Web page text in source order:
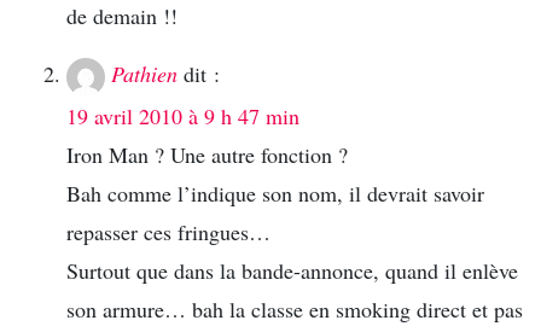
de demain !!
Pathien dit :
19 avril 2010 à 9 h 47 min
Iron Man ? Une autre fonction ?
Bah comme l’indique son nom, il devrait savoir
repasser ces fringues…
Surtout que dans la bande-annonce, quand il enlève
son armure… bah la classe en smoking direct et pas